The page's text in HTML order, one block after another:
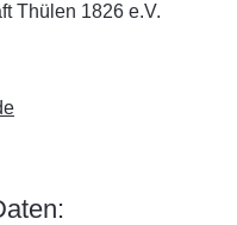
Thülen 1826 e.V.